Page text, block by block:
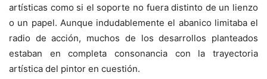
artísticas como si el soporte no fuera distinto de un lienzo
o un papel. Aunque indudablemente el abanico limitaba el
radio de acción, muchos de los desarrollos planteados
estaban en completa consonancia con la trayectoria
artística del pintor en cuestión.